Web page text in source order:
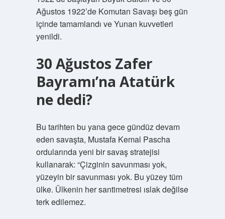
Ağustos 1922’de Komutan Savaşı beş gün
içinde tamamlandı ve Yunan kuvvetleri
yenildi.
30 Ağustos Zafer
Bayramı’na Atatürk
ne dedi?
Bu tarihten bu yana gece gündüz devam
eden savaşta, Mustafa Kemal Pascha
ordularında yeni bir savaş stratejisi
kullanarak: “Çizginin savunması yok,
yüzeyin bir savunması yok. Bu yüzey tüm
ülke. Ülkenin her santimetresi ıslak değilse
terk edilemez.